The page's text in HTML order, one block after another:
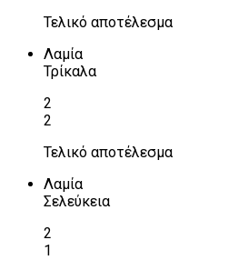
Τελικό αποτέλεσμα
Λαμία
Τρίκαλα
2
2
Τελικό αποτέλεσμα
Λαμία
Σελεύκεια
2
1